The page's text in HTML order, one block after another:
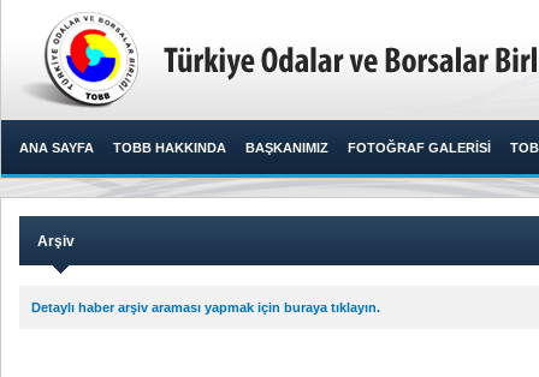
ANA SAYFA TOBB HAKKINDA BAŞKANIMIZ FOTOĞRAF GALERİSİ
Arşiv
Detaylı haber arşiv araması yapmak için buraya tıklayın.